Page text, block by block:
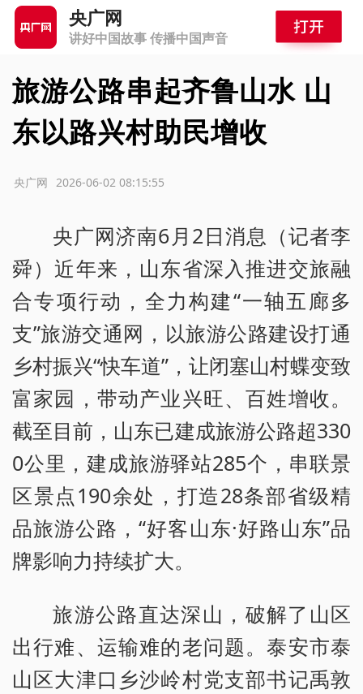
央广网
讲好中国故事 传播中国声音
旅游公路串起齐鲁山水 山
东以路兴村助民增收
2026-06-02 08:15:55
央广网
央广网济南6月2日消息（记者李
舜）近年来，山东省深入推进交旅融
合专项行动，全力构建“一轴五廊多
支”旅游交通网，以旅游公路建设打通
乡村振兴“快车道”，让闭塞山村蝶变致
富家园，带动产业兴旺、百姓增收。
截至目前，山东已建成旅游公路超330
0公里，建成旅游驿站285个，串联景
区景点190余处，打造28条部省级精
品旅游公路，“好客山东·好路山东”品
牌影响力持续扩大。
旅游公路直达深山，破解了山区
出行难、运输难的老问题。泰安市泰
山区大津口乡沙岭村党支部书记禹敦